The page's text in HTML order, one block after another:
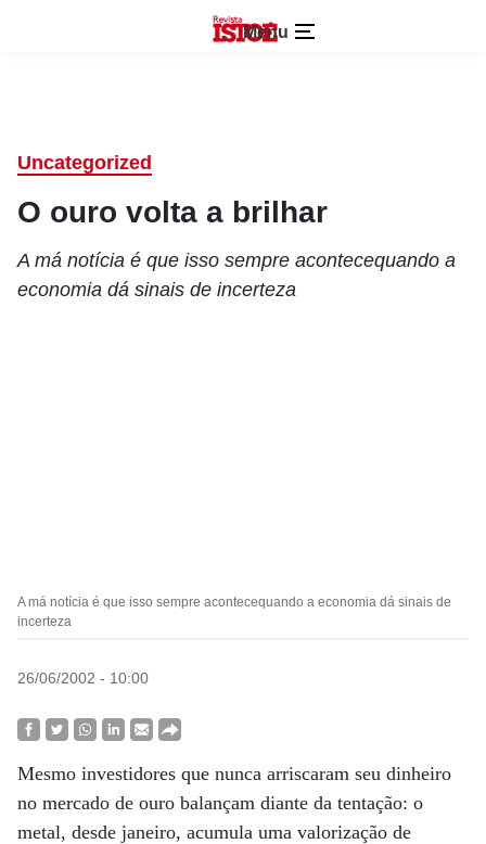
Menu
Uncategorized
O ouro volta a brilhar
A má notícia é que isso sempre acontecequando a
economia dá sinais de incerteza
A má notícia é que isso sempre acontecequando a economia dá sinais de
incerteza
26/06/2002 - 10:00
Mesmo investidores que nunca arriscaram seu dinheiro
no mercado de ouro balançam diante da tentação: o
metal, desde janeiro, acumula uma valorização de